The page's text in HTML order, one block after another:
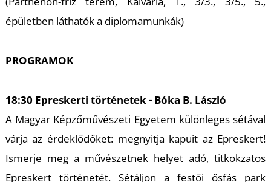
épületben láthatók a diplomamunkák)
PROGRAMOK
18:30 Epreskerti történetek - Bóka B. László
A Magyar Képzőművészeti Egyetem különleges sétával
várja az érdeklődőket: megnyitja kapuit az Epreskert!
Ismerje meg a művészetnek helyet adó, titkokzatos
Epreskert történetét. Sétáljon a festői ősfás park